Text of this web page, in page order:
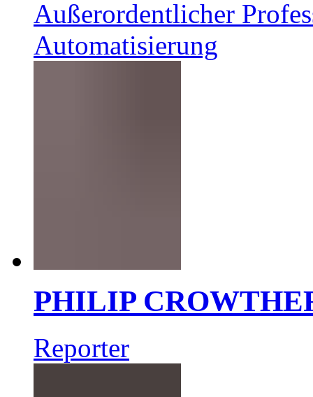
Außerordentlicher
Automatisierung
PHILIP
Reporter